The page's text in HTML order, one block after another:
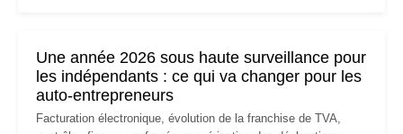
Une année 2026 sous haute surveillance pour
les indépendants : ce qui va changer pour les
auto-entrepreneurs
Facturation électronique, évolution de la franchise de TVA,